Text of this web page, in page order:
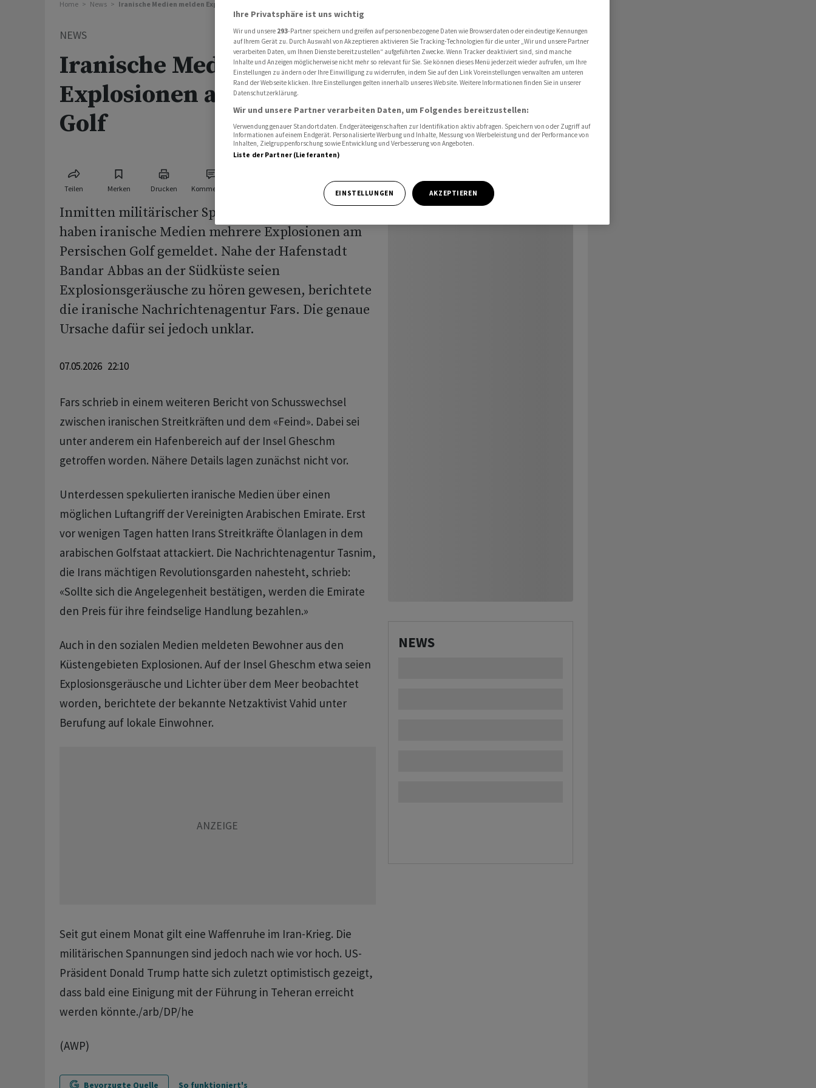
Home News Iranische Medien melden Explosionen am Persischen Golf
NEWS
Iranische Medien melden
Explosionen am Persischen
Golf
Teilen Merken Drucken Kommentare
Inmitten militärischer Spannungen mit den USA
haben iranische Medien mehrere Explosionen am
Persischen Golf gemeldet. Nahe der Hafenstadt
Bandar Abbas an der Südküste seien
Explosionsgeräusche zu hören gewesen, berichtete
die iranische Nachrichtenagentur Fars. Die genaue
Ursache dafür sei jedoch unklar.
07.05.2026 22:10
Fars schrieb in einem weiteren Bericht von Schusswechsel
zwischen iranischen Streitkräften und dem «Feind». Dabei sei
unter anderem ein Hafenbereich auf der Insel Gheschm
getroffen worden. Nähere Details lagen zunächst nicht vor.
Unterdessen spekulierten iranische Medien über einen
möglichen Luftangriff der Vereinigten Arabischen Emirate. Erst
vor wenigen Tagen hatten Irans Streitkräfte Ölanlagen in dem
arabischen Golfstaat attackiert. Die Nachrichtenagentur Tasnim,
die Irans mächtigen Revolutionsgarden nahesteht, schrieb:
«Sollte sich die Angelegenheit bestätigen, werden die Emirate
den Preis für ihre feindselige Handlung bezahlen.»
Auch in den sozialen Medien meldeten Bewohner aus den
Küstengebieten Explosionen. Auf der Insel Gheschm etwa seien
Explosionsgeräusche und Lichter über dem Meer beobachtet
worden, berichtete der bekannte Netzaktivist Vahid unter
Berufung auf lokale Einwohner.
Seit gut einem Monat gilt eine Waffenruhe im Iran-Krieg. Die
militärischen Spannungen sind jedoch nach wie vor hoch. US-
Präsident Donald Trump hatte sich zuletzt optimistisch gezeigt,
dass bald eine Einigung mit der Führung in Teheran erreicht
werden könnte./arb/DP/he
(AWP)
Bevorzugte Quelle So funktioniert's
NEWS
Ihre Privatsphäre ist uns wichtig
Wir und unsere 293-Partner speichern und greifen auf personenbezogene Daten wie Browserdaten oder eindeutige Kennungen
auf Ihrem Gerät zu. Durch Auswahl von Akzeptieren aktivieren Sie Tracking-Technologien für die unter „Wir und unsere Partner
verarbeiten Daten, um Ihnen Dienste bereitzustellen“ aufgeführten Zwecke. Wenn Tracker deaktiviert sind, sind manche
Inhalte und Anzeigen möglicherweise nicht mehr so relevant für Sie. Sie können dieses Menü jederzeit wieder aufrufen, um Ihre
Einstellungen zu ändern oder Ihre Einwilligung zu widerrufen, indem Sie auf den Link Voreinstellungen verwalten am unteren
Rand der Webseite klicken. Ihre Einstellungen gelten innerhalb unseres Website. Weitere Informationen finden Sie in unserer
Datenschutzerklärung.
Wir und unsere Partner verarbeiten Daten, um Folgendes bereitzustellen:
Verwendung genauer Standortdaten. Endgeräteeigenschaften zur Identifikation aktiv abfragen. Speichern von oder Zugriff auf
Informationen auf einem Endgerät. Personalisierte Werbung und Inhalte, Messung von Werbeleistung und der Performance von
Inhalten, Zielgruppenforschung sowie Entwicklung und Verbesserung von Angeboten.
Liste der Partner (Lieferanten)
EINSTELLUNGEN AKZEPTIEREN